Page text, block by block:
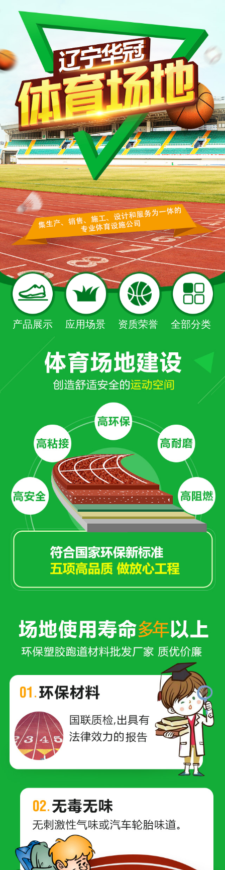
产品展示 应用场景 资质荣誉 全部分类